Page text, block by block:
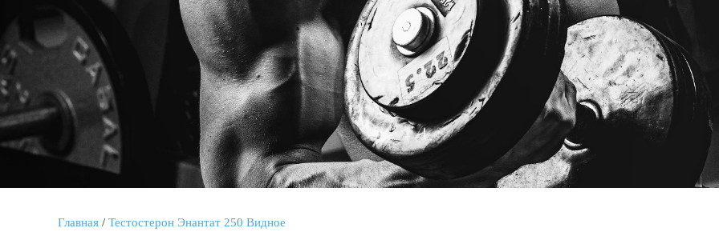
Главная / Тестостерон Энантат 250 Видное